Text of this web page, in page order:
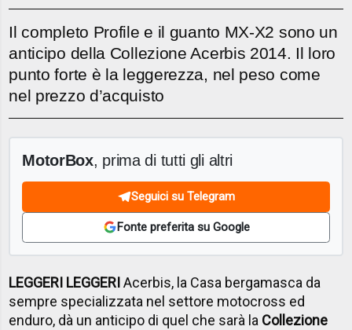
Il completo Profile e il guanto MX-X2 sono un
anticipo della Collezione Acerbis 2014. Il loro
punto forte è la leggerezza, nel peso come
nel prezzo d’acquisto
MotorBox, prima di tutti gli altri
Seguici su Telegram
Fonte preferita su Google
LEGGERI LEGGERI Acerbis, la Casa bergamasca da
sempre specializzata nel settore motocross ed
enduro, dà un anticipo di quel che sarà la Collezione